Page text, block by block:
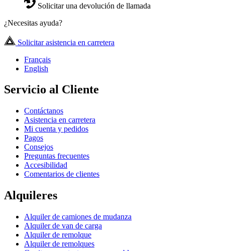
Solicitar una devolución de llamada
¿Necesitas ayuda?
Solicitar asistencia en carretera
Français
English
Servicio al Cliente
Contáctanos
Asistencia en carretera
Mi cuenta y pedidos
Pagos
Consejos
Preguntas frecuentes
Accesibilidad
Comentarios de clientes
Alquileres
Alquiler de camiones de mudanza
Alquiler de van de carga
Alquiler de remolque
Alquiler de remolques